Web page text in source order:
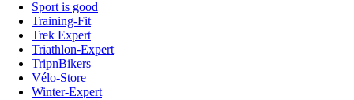
Sport is good
Training-Fit
Trek Expert
Triathlon-Expert
TripnBikers
Vélo-Store
Winter-Expert